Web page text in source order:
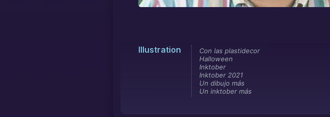
Illustration
Con las plastidecor
Halloween
Inktober
Inktober 2021
Un dibujo más
Un inktober más